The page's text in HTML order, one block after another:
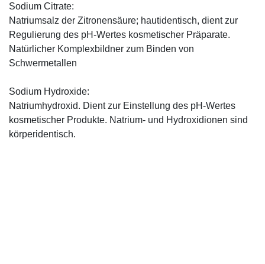
Sodium Citrate:
Natriumsalz der Zitronensäure; hautidentisch, dient zur
Regulierung des pH-Wertes kosmetischer Präparate.
Natürlicher Komplexbildner zum Binden von
Schwermetallen
Sodium Hydroxide:
Natriumhydroxid. Dient zur Einstellung des pH-Wertes
kosmetischer Produkte. Natrium- und Hydroxidionen sind
körperidentisch.